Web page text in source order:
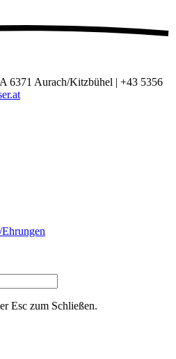
6371 Aurach/Kitzbühel | +43 5356
Esc zum Schließen.